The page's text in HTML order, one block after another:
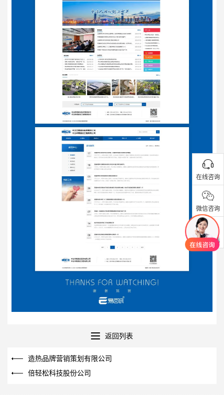
返回列表
造热品牌营销策划有限公司
倍轻松科技股份公司
在线咨询
微信咨询
联系电话